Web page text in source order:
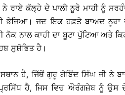
ਰਾਏ ਕੱਲ੍ਹੇ ਦੇ ਪਾਲੀ ਨੂਰੇ ਮਾਹੀ ਨੂੰ
ਜਦ ਇਕ ਹਫ਼ਤੇ ਬਾਅਦ ਨੂਰਾ
ਨਾਲ ਕਾਹੀ ਦਾ ਬੂਟਾ ਪੁੱਟਿਆ ਅਤੇ
ਸੁਸ਼ੋਭਿਤ ਹੈ।
ਹੈ, ਜਿੱਥੋਂ ਗੁਰੂ ਗੋਬਿੰਦ ਸਿੰਘ ਜੀ ਨੇ
ਹੈ, ਜਿਸ ਵਿਚ ਔਰੰਗਜ਼ੇਬ ਨੂੰ ਉਸ